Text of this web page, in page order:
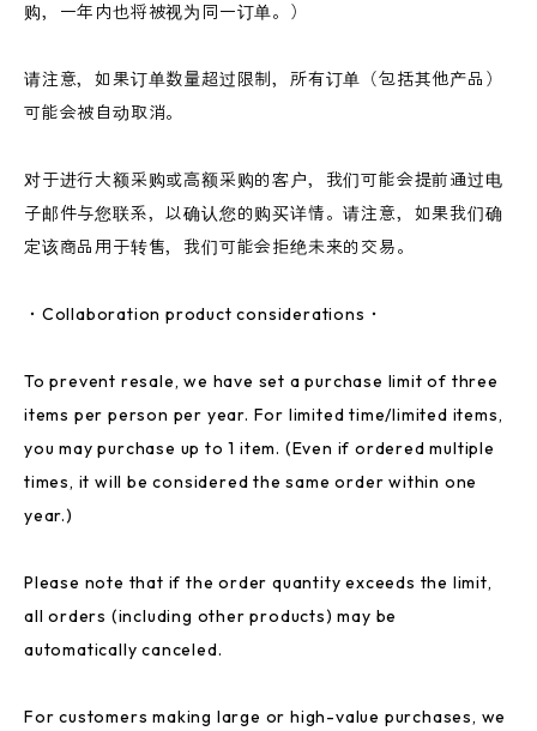
购，一年内也将被视为同一订单。）
请注意，如果订单数量超过限制，所有订单（包括其他产品）
可能会被自动取消。
对于进行大额采购或高额采购的客户，我们可能会提前通过电
子邮件与您联系，以确认您的购买详情。请注意，如果我们确
定该商品用于转售，我们可能会拒绝未来的交易。
・Collaboration product considerations・
To prevent resale, we have set a purchase limit of three
items per person per year. For limited time/limited items,
you may purchase up to 1 item. (Even if ordered multiple
times, it will be considered the same order within one
year.)
Please note that if the order quantity exceeds the limit,
all orders (including other products) may be
automatically canceled.
For customers making large or high-value purchases, we